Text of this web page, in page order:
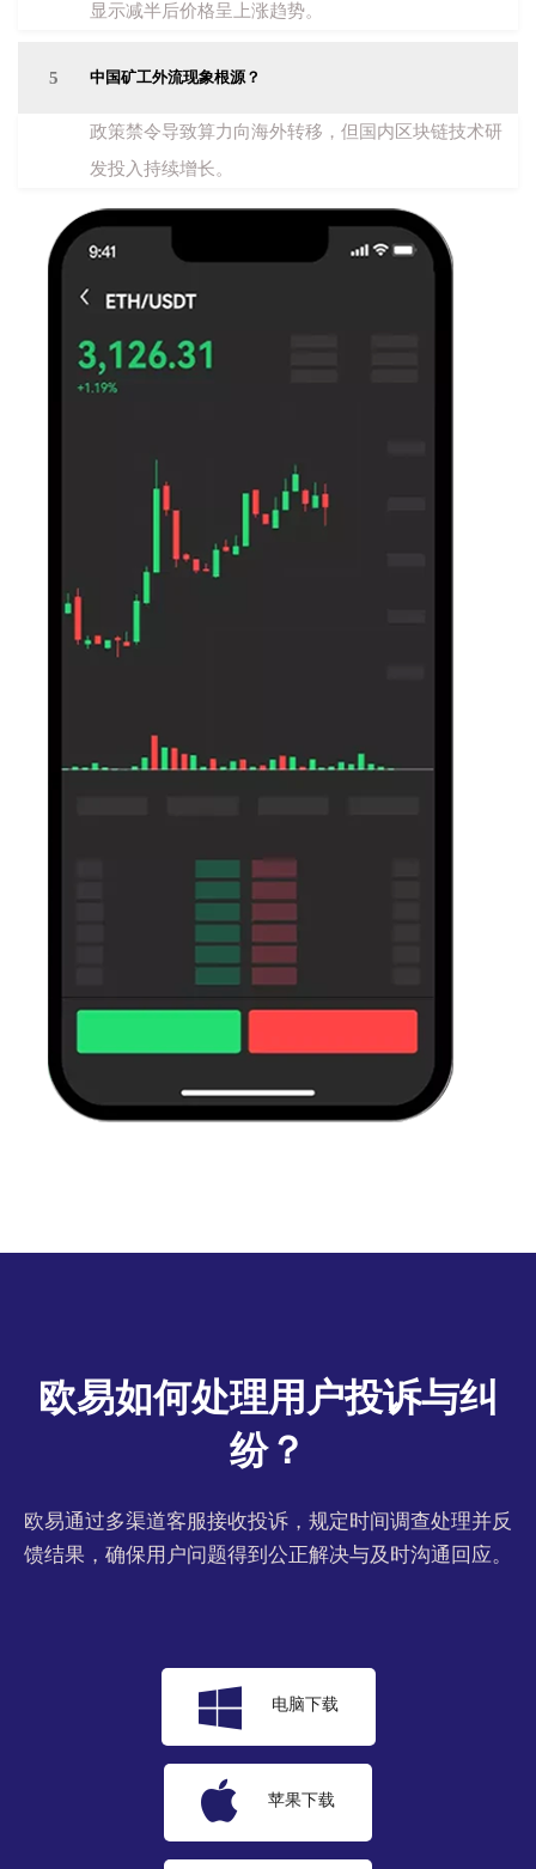
显示减半后价格呈上涨趋势。
5 中国矿工外流现象根源？
政策禁令导致算力向海外转移，但国内区块链技术研
发投入持续增长。
欧易如何处理用户投诉与纠
纷？
欧易通过多渠道客服接收投诉，规定时间调查处理并反
馈结果，确保用户问题得到公正解决与及时沟通回应。
电脑下载
苹果下载